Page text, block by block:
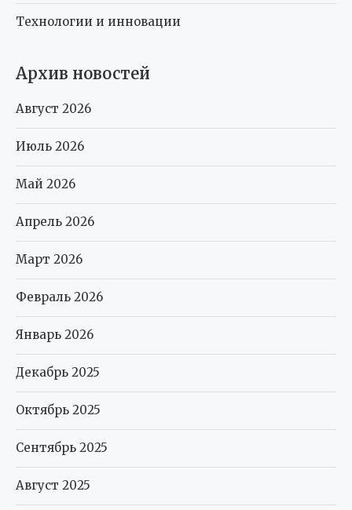
Технологии и инновации
Архив новостей
Август 2026
Июль 2026
Май 2026
Апрель 2026
Март 2026
Февраль 2026
Январь 2026
Декабрь 2025
Октябрь 2025
Сентябрь 2025
Август 2025